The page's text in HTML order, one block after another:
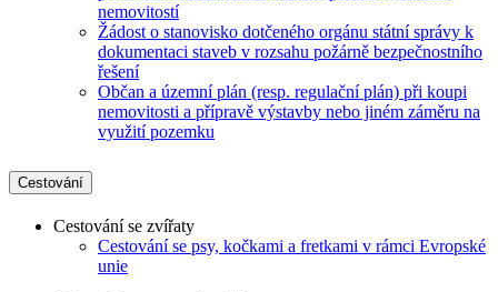
nemovitostí
Žádost o stanovisko dotčeného orgánu státní správy k
dokumentaci staveb v rozsahu požárně bezpečnostního
řešení
Občan a územní plán (resp. regulační plán) při koupi
nemovitosti a přípravě výstavby nebo jiném záměru na
využití pozemku
Cestování
Cestování se zvířaty
Cestování se psy, kočkami a fretkami v rámci Evropské
unie